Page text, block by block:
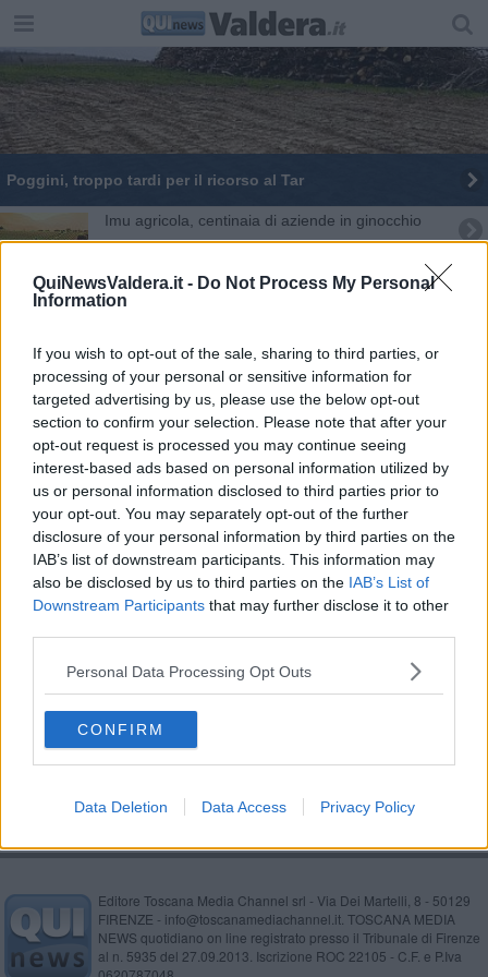
QuiNewsValdera.it - Do Not Process My Personal
Information
If you wish to opt-out of the sale, sharing to third parties, or
processing of your personal or sensitive information for
targeted advertising by us, please use the below opt-out
section to confirm your selection. Please note that after your
opt-out request is processed you may continue seeing
interest-based ads based on personal information utilized by
us or personal information disclosed to third parties prior to
your opt-out. You may separately opt-out of the further
disclosure of your personal information by third parties on the
IAB’s list of downstream participants. This information may
also be disclosed by us to third parties on the IAB’s List of
Downstream Participants that may further disclose it to other
Personal Data Processing Opt Outs
CONFIRM
Data Deletion Data Access Privacy Policy
Poggini, troppo tardi per il ricorso al Tar
Imu agricola, centinaia di aziende in ginocchio
Nasce il Distretto del Monte Pisano e della Piana
Rubina Rovini testimonial del melone mantovano
Igp
Maltempo, la vendemmia slitta a settembre
Costituito il Gal Terre Etrusche, ora è realtà
Il maltempo flagella l'agricoltura
Pac, è in Valdera la ricchezza agricola della Toscana
Toscani protagonisti al campionato di potatura
​Cia, Matteo Cantoni eletto vicepresidente
Monte Serra, 150 ettari di olivi ridotti in cenere
Editore Toscana Media Channel srl - Via Dei Martelli, 8 - 50129
FIRENZE - info@toscanamediachannel.it. TOSCANA MEDIA
NEWS quotidiano on line registrato presso il Tribunale di Firenze
al n. 5935 del 27.09.2013. Iscrizione ROC 22105 - C.F. e P.Iva